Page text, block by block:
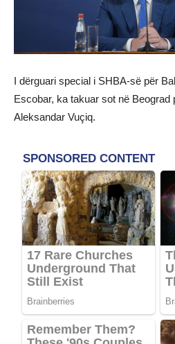
I dërguari special i SHBA-së për
Escobar, ka takuar sot në Beograd
Aleksandar Vuçiq.